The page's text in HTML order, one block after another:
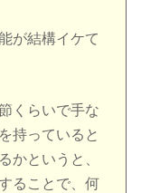
が結構イケて
くらいで手な
持っていると
かというと、
ることで、何